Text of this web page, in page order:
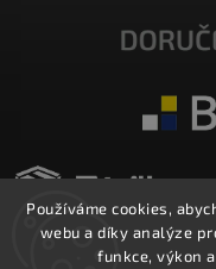
Používáme cookies,
webu a díky analýze
funkce, výkon